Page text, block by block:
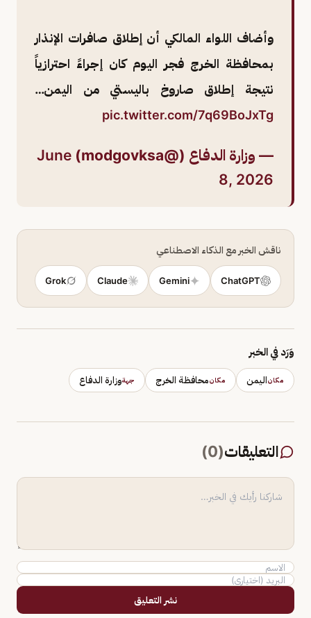
وأضاف اللواء المالكي أن إطلاق صافرات الإنذار
بمحافظة الخرج فجر اليوم كان إجراءً احترازياً
نتيجة إطلاق صاروخ باليستي من اليمن…
pic.twitter.com/7q69BoJxTg
— وزارة الدفاع (@modgovksa)
June
8, 2026
ناقش الخبر مع الذكاء الاصطناعي
ChatGPT
Gemini
Claude
Grok
وَرَد في الخبر
مكاناليمن مكانمحافظة الخرج جهةوزارة الدفاع
التعليقات(
0
)
نشر التعليق